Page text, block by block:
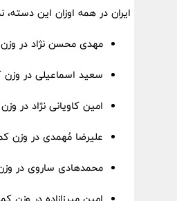
ایران در همه اوزان این دسته، نماینده دارد. ۶ سهمیه کشتی فرنگی
مهدی محسن نژاد در وزن کمتر از
سعید اسماعیلی در وزن کمتر از
امین کاویانی نژاد در وزن کمتر
علیرضا مُهمدی در وزن کمتر از ۸۷
محمدهادی ساروی در وزن کمتر